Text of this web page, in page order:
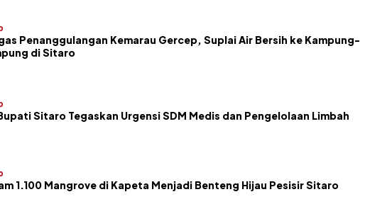
Penanggulangan Kemarau Gercep, Suplai Air Bersih ke Kampung-
di Sitaro
Sitaro Tegaskan Urgensi SDM Medis dan Pengelolaan Limbah
1.100 Mangrove di Kapeta Menjadi Benteng Hijau Pesisir Sitaro